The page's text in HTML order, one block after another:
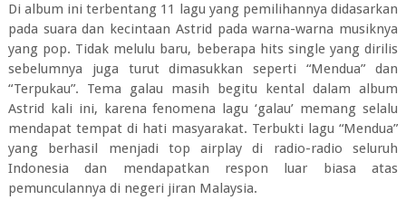
Di album ini terbentang 11 lagu yang pemilihannya didasarkan
pada suara dan kecintaan Astrid pada warna-warna musiknya
yang pop. Tidak melulu baru, beberapa hits single yang dirilis
sebelumnya juga turut dimasukkan seperti “Mendua” dan
“Terpukau”. Tema galau masih begitu kental dalam album
Astrid kali ini, karena fenomena lagu ‘galau’ memang selalu
mendapat tempat di hati masyarakat. Terbukti lagu “Mendua”
yang berhasil menjadi top airplay di radio-radio seluruh
Indonesia dan mendapatkan respon luar biasa atas
pemunculannya di negeri jiran Malaysia.